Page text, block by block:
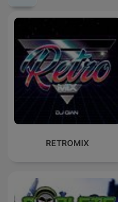
RETROMIX